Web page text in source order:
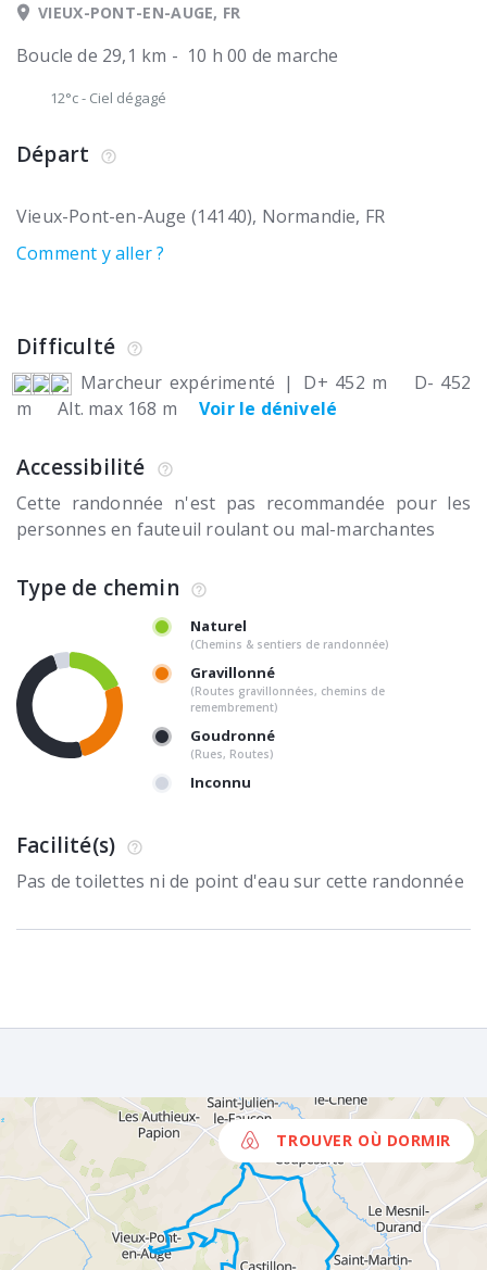
VIEUX-PONT-EN-AUGE, FR
Boucle de 29,1 km - 10 h 00 de marche
12°c- Ciel dégagé
Départ
Vieux-Pont-en-Auge (14140) Normandie FR
Comment y aller ?
Difficulté
Marcheur expérimenté | D+ 452 m
D- 452
m
Alt. max 168 m Voir le dénivelé
Accessibilité
Cette randonnée n'est pas recommandée pour les
personnes en fauteuil roulant ou mal-marchantes
Type de chemin
Naturel
(Chemins & sentiers de randonnée)
Gravillonné
(Routes gravillonnées, chemins de
remembrement)
Goudronné
(Rues, Routes)
Inconnu
Facilité(s)
Pas de toilettes ni de point d'eau sur cette randonnée
TROUVER OÙ DORMIR